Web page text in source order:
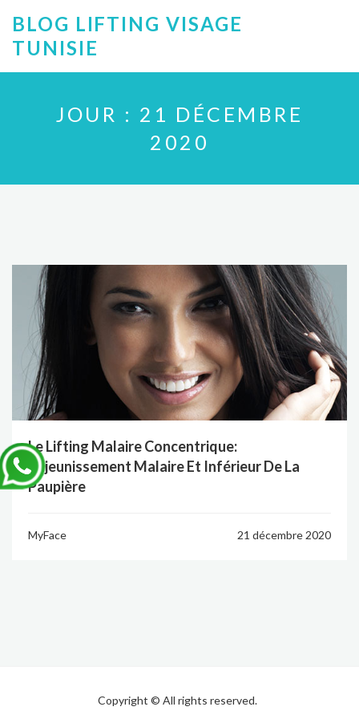
BLOG LIFTING VISAGE
TUNISIE
JOUR : 21 DÉCEMBRE
2020
Le Lifting Malaire Concentrique:
Rajeunissement Malaire Et Inférieur De La
Paupière
MyFace 21 décembre 2020
Copyright © All rights reserved.